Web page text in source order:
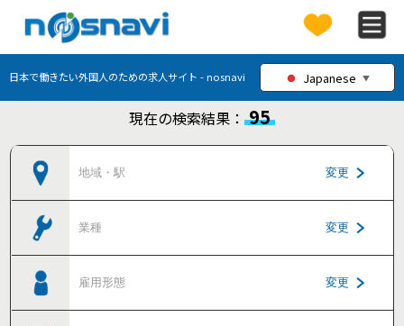
日本で働きたい外国人のための求人サイト - nosnavi Japanese ▼
現在の検索結果： 95
地域・駅 変更
業種 変更
雇用形態 変更